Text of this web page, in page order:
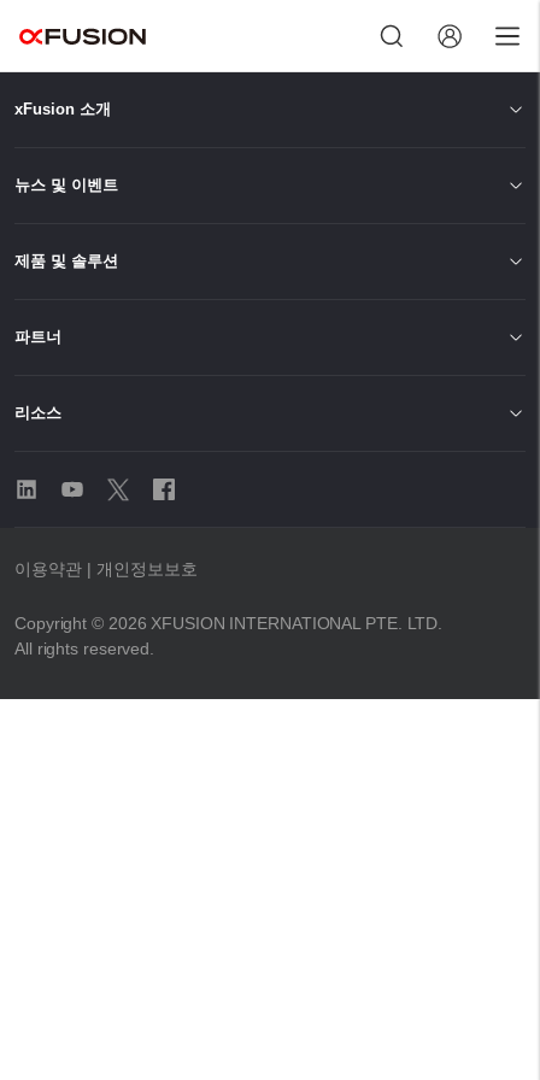
xFusion 소개
뉴스 및 이벤트
제품 및 솔루션
파트너
리소스
Copyright © 2026 XFUSION INTERNATIONAL PTE. LTD.
All rights reserved.
이용약관 | 개인정보보호